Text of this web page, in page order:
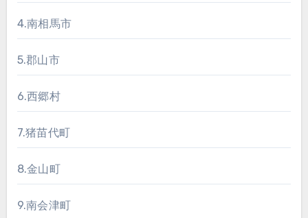
4.南相馬市
5.郡山市
6.西郷村
7.猪苗代町
8.金山町
9.南会津町